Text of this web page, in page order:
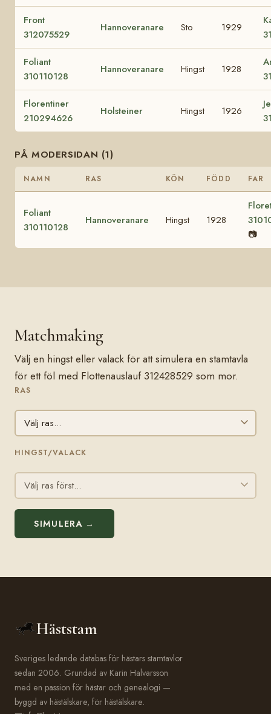
Front
312075529
Hannoveranare Sto 1929
Foliant
310110128
Hannoveranare Hingst 1928
Florentiner
210294626
Holsteiner Hingst 1926
PÅ MODERSIDAN (1)
NAMN RAS KÖN FÖDD FAR
Foliant
310110128
Hannoveranare Hingst 1928
📷
Matchmaking
Välj en hingst eller valack för att simulera en stamtavla
för ett föl med Flottenauslauf 312428529 som mor.
RAS
HINGST/VALACK
SIMULERA →
Häststam
Sveriges ledande databas för hästars stamtavlor
sedan 2006. Grundad av Karin Halvarsson
med en passion för hästar och genealogi —
byggd av hästälskare, för hästälskare.